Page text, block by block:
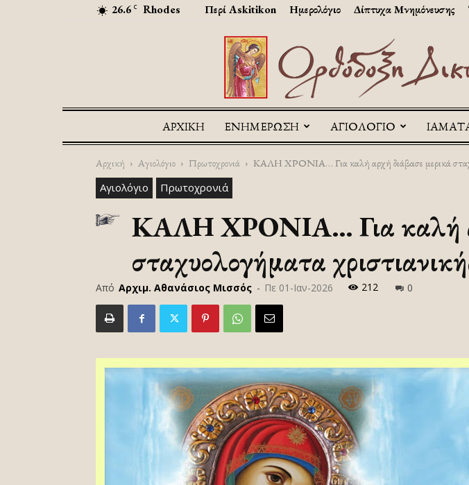
26.6 C Rhodes Περί Askitikon Ημερολόγιο Δίπτυχα Μνημόνευσης
ΑΡΧΙΚΉ ΕΝΗΜΕΡΩΣΗ ΑΓΙΟΛΟΓΙΟ
Αρχική Αγιολόγιο Πρωτοχρονιά ΚΑΛΗ ΧΡΟΝΙΑ… Για καλή αρχή διάβασε μερικά
Αγιολόγιο Πρωτοχρονιά
ΚΑΛΗ ΧΡΟΝΙΑ… Για καλή
σταχυολογήματα
Από Αρχιμ. Αθανάσιος Μισσός - Πε 01-Ιαν-2026 212 0